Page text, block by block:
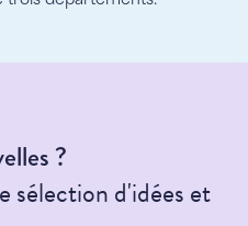
?
sélection d'idées et